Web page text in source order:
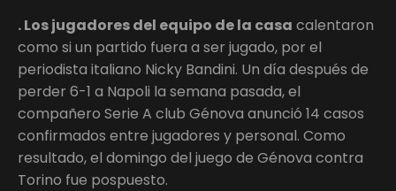
. Los jugadores del equipo de la casa calentaron
como si un partido fuera a ser jugado, por el
periodista italiano Nicky Bandini. Un día después de
perder 6-1 a Napoli la semana pasada, el
compañero Serie A club Génova anunció 14 casos
confirmados entre jugadores y personal. Como
resultado, el domingo del juego de Génova contra
Torino fue pospuesto.